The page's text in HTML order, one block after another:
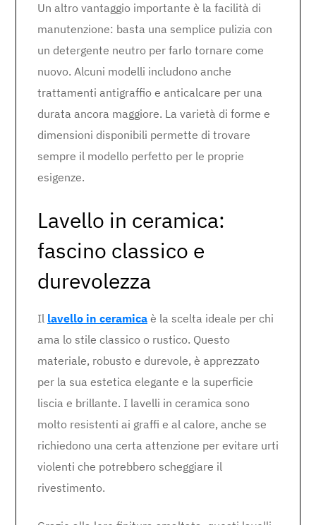
Un altro vantaggio importante è la facilità di
manutenzione: basta una semplice pulizia con
un detergente neutro per farlo tornare come
nuovo. Alcuni modelli includono anche
trattamenti antigraffio e anticalcare per una
durata ancora maggiore. La varietà di forme e
dimensioni disponibili permette di trovare
sempre il modello perfetto per le proprie
esigenze.
Lavello in ceramica:
fascino classico e
durevolezza
Il lavello in ceramica è la scelta ideale per chi
ama lo stile classico o rustico. Questo
materiale, robusto e durevole, è apprezzato
per la sua estetica elegante e la superficie
liscia e brillante. I lavelli in ceramica sono
molto resistenti ai graffi e al calore, anche se
richiedono una certa attenzione per evitare urti
violenti che potrebbero scheggiare il
rivestimento.